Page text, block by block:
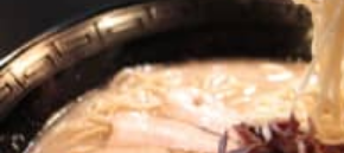
エンタメ クイズ
グルメ 地域
住まい 教育・育児